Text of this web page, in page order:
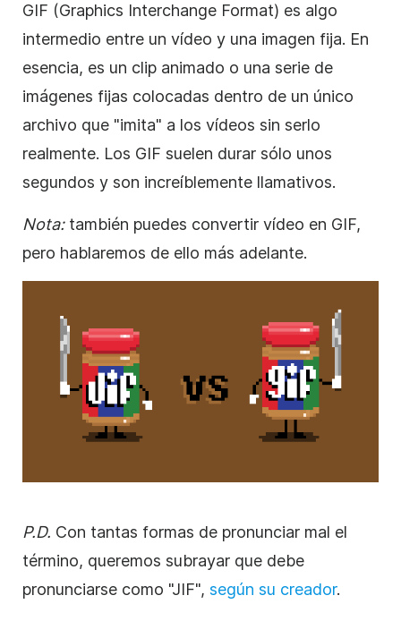
GIF (Graphics Interchange Format) es algo
intermedio entre un vídeo y una imagen fija. En
esencia, es un clip animado o una serie de
imágenes fijas colocadas dentro de un único
archivo que "imita" a los vídeos sin serlo
realmente. Los GIF suelen durar sólo unos
segundos y son increíblemente llamativos.
Nota:también puedes convertir vídeo en GIF,
pero hablaremos de ello más adelante.
P.D. Con tantas formas de pronunciar mal el
término, queremos subrayar que debe
pronunciarse como "JIF", según su creador.